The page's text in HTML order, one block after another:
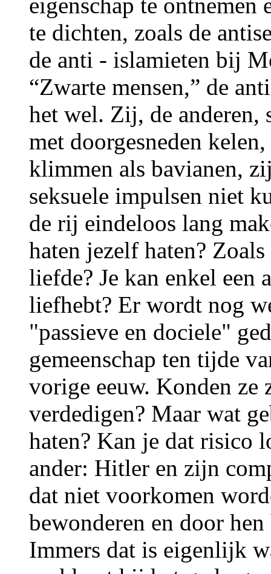
te dichten, zoals de
de anti - islamieten bij
“Zwarte mensen,” de
het wel. Zij, de anderen,
met doorgesneden
klimmen als bavianen,
seksuele impulsen niet
de rij eindeloos lang
haten jezelf haten?
liefde? Je kan enkel een
liefhebt? Er wordt nog
"passieve en dociele"
gemeenschap ten tijde
vorige eeuw. Konden ze
verdedigen? Maar wat
haten? Kan je dat risico
ander: Hitler en zijn
dat niet voorkomen
bewonderen en door
Immers dat is eigenlijk